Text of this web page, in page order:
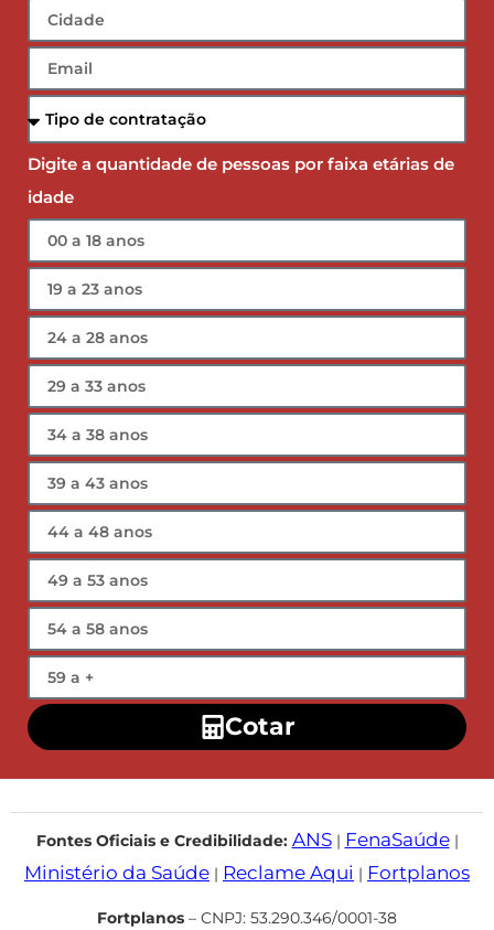
Digite a quantidade de pessoas por faixa etárias de
idade
Cotar
Fontes Oficiais e Credibilidade: ANS| FenaSaúde|
Ministério da Saúde | Reclame Aqui | Fortplanos
Fortplanos – CNPJ: 53.290.346/0001-38